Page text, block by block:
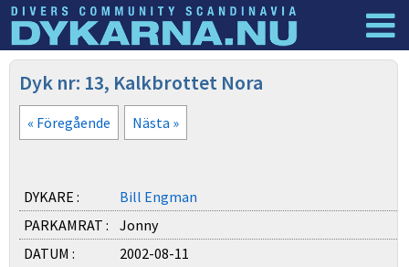
Dyknyheter
Dyk nr: 13, Kalkbrottet Nora
« Föregående Nästa »
DYKARE :
Bill Engman
PARKAMRAT :
Jonny
DATUM :
2002-08-11